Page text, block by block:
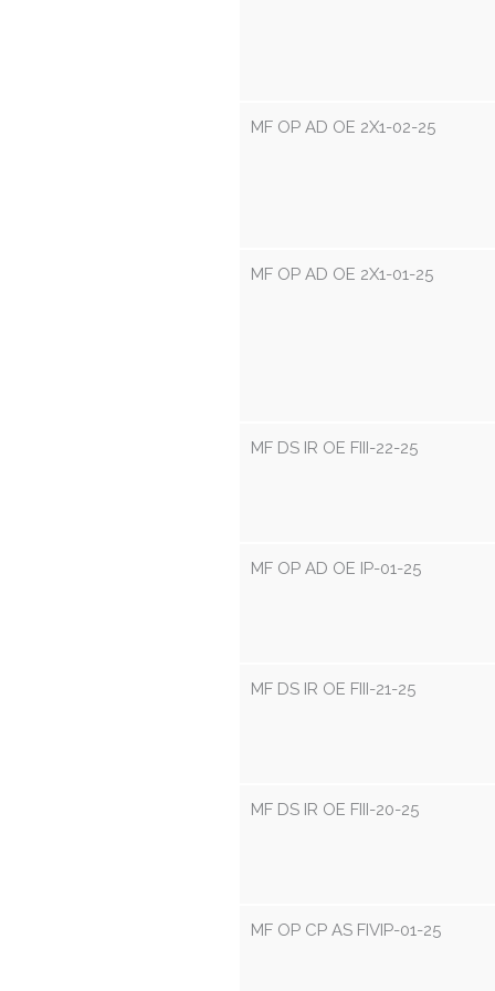
MF OP AD OE 2X1-02-25
MF OP AD OE 2X1-01-25
MF DS IR OE FIII-22-25
MF OP AD OE IP-01-25
MF DS IR OE FIII-21-25
MF DS IR OE FIII-20-25
MF OP CP AS FIVIP-01-25